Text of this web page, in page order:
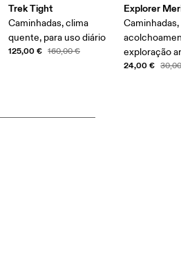
Trek Tight
Caminhadas, clima
quente, para uso diário
125,00 € 160,00 €
Explorer
Caminhadas,
exploração
24,00 €